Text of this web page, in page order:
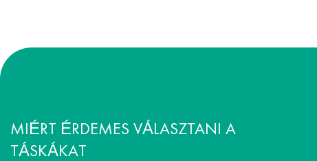
MIÉRT ÉRDEMES VÁLASZTANI A
TÁSKÁKAT